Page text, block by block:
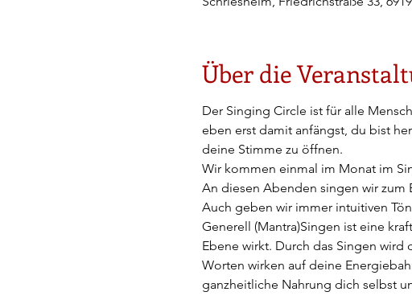
Über die
Der Singing Circle ist für alle
eben erst damit anfängst, du bist
deine Stimme zu öffnen.
Wir kommen einmal im Monat im
An diesen Abenden singen wir zum
Auch geben wir immer intuitiven
Generell (Mantra)Singen ist eine
Ebene wirkt. Durch das Singen
Worten wirken auf deine
ganzheitliche Nahrung dich selbst